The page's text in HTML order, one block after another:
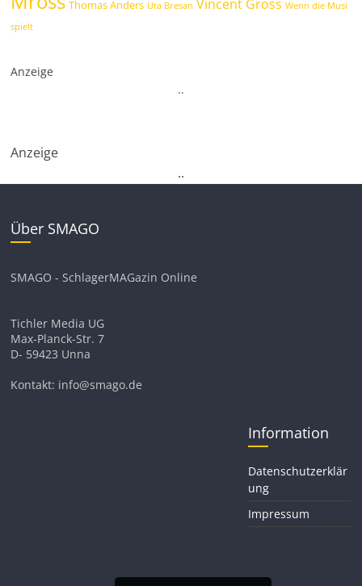
Thomas Anders Uta Bresan Vincent Gross Wenn die Musi
spielt
Anzeige
..
Anzeige
..
Über SMAGO
SMAGO - SchlagerMAGazin Online
Tichler Media UG
Max-Planck-Str. 7
D- 59423 Unna
Kontakt: info@smago.de
Information
Datenschutzerklär
ung
Impressum